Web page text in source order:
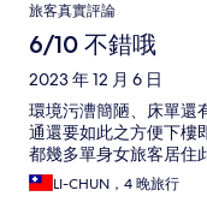
旅客真實評論
6/10 不錯哦
2023 年 12 月 6 日
環境污漕簡陋、床單還
通還要如此之方便下樓
都幾多單身女旅客居住
LI-CHUN，4 晚旅行